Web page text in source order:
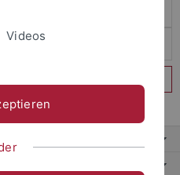
Videos